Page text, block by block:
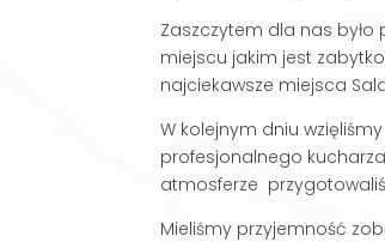
Zaszczytem dla nas
miejscu jakim jest
najciekawsze miejsca
W kolejnym dniu
profesjonalnego
atmosferze
Mieliśmy przyjemność